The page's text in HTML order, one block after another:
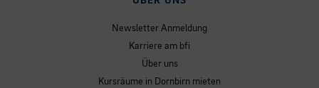
Newsletter Anmeldung
Karriere am bfi
Über uns
Kursräume in Dornbirn mieten